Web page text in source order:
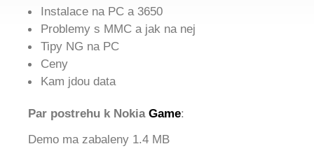
Instalace na PC a 3650
Problemy s MMC a jak na nej
Tipy NG na PC
Ceny
Kam jdou data
Par postrehu k Nokia Game:
Demo ma zabaleny 1.4 MB